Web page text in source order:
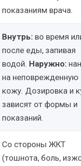
показаниям врача.
Внутрь: во время
после еды, запивая
водой. Наружно:
на неповрежденную
кожу. Дозировка и
зависят от формы и
показаний.
Со стороны ЖКТ
(тошнота, боль,